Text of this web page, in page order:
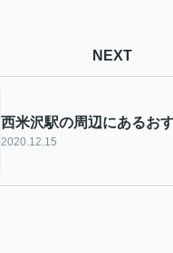
NEXT
西米沢駅の周辺にあるお
2020.12.15